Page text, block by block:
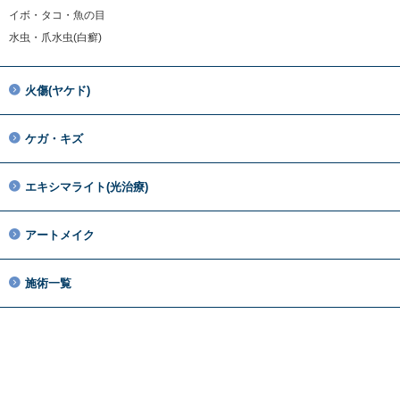
イボ・タコ・魚の目
水虫・爪水虫(白癬)
火傷(ヤケド)
ケガ・キズ
エキシマライト(光治療)
アートメイク
施術一覧